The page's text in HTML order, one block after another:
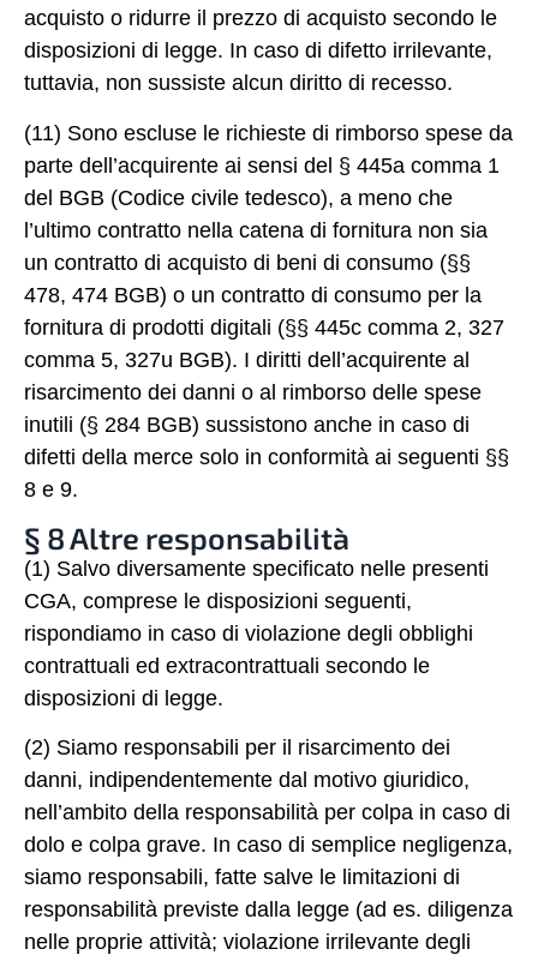
acquisto o ridurre il prezzo di acquisto secondo le
disposizioni di legge. In caso di difetto irrilevante,
tuttavia, non sussiste alcun diritto di recesso.
(11) Sono escluse le richieste di rimborso spese da
parte dell’acquirente ai sensi del § 445a comma 1
del BGB (Codice civile tedesco), a meno che
l’ultimo contratto nella catena di fornitura non sia
un contratto di acquisto di beni di consumo (§§
478, 474 BGB) o un contratto di consumo per la
fornitura di prodotti digitali (§§ 445c comma 2, 327
comma 5, 327u BGB). I diritti dell’acquirente al
risarcimento dei danni o al rimborso delle spese
inutili (§ 284 BGB) sussistono anche in caso di
difetti della merce solo in conformità ai seguenti §§
8 e 9.
§ 8 Altre responsabilità
(1) Salvo diversamente specificato nelle presenti
CGA, comprese le disposizioni seguenti,
rispondiamo in caso di violazione degli obblighi
contrattuali ed extracontrattuali secondo le
disposizioni di legge.
(2) Siamo responsabili per il risarcimento dei
danni, indipendentemente dal motivo giuridico,
nell’ambito della responsabilità per colpa in caso di
dolo e colpa grave. In caso di semplice negligenza,
siamo responsabili, fatte salve le limitazioni di
responsabilità previste dalla legge (ad es. diligenza
nelle proprie attività; violazione irrilevante degli